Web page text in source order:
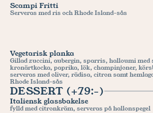
Scampi Fritti
Serveras med ris och Rhode Island-sås
Vegetarisk planka
Gillad zuccini, aubergin, sparris, halloumi
kronärtkocka, paprika, lök, champinjoner,
serveras med oliver, rädisa, citron samt
Rhode Island-sås
DESSERT (+79:-)
Italiensk glassbakelse
fylld med citronkräm, serveras på hallonspegel